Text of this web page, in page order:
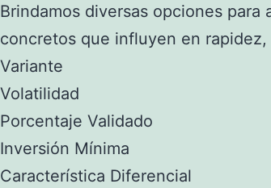
Brindamos diversas opciones
concretos que influyen en
Variante
Volatilidad
Porcentaje Validado
Inversión Mínima
Característica Diferencial